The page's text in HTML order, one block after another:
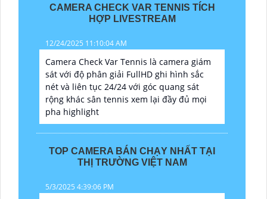
CAMERA CHECK VAR TENNIS TÍCH
HỢP LIVESTREAM
12/24/2025 11:10:04 AM
Camera Check Var Tennis là camera giám
sát với độ phân giải FullHD ghi hình sắc
nét và liên tục 24/24 với góc quang sát
rộng khác sân tennis xem lại đầy đủ mọi
pha highlight
TOP CAMERA BÁN CHẠY NHẤT TẠI
THỊ TRƯỜNG VIỆT NAM
5/3/2025 4:39:06 PM